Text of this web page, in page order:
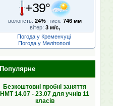
+39°
вологість: 24% тиск: 746 мм
вітер: 3 м/с,
Погода у Кременчуці
Погода у Мелітополі
Популярне
Безкоштовні пробні заняття
НМТ 14.07 - 23.07 для учнів 11
класів